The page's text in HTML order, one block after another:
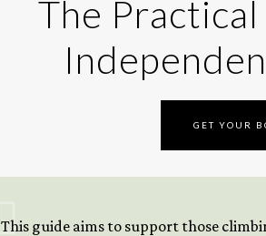
The
GET YOUR
This guide aims to support those